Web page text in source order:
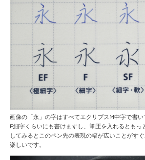
画像の「永」の字はすべてエクリプスM中字で書
F細字くらいにも書けますし、筆圧を入れるともっ
してみるとこのペン先の表現の幅が広いことがす
楽しいです。